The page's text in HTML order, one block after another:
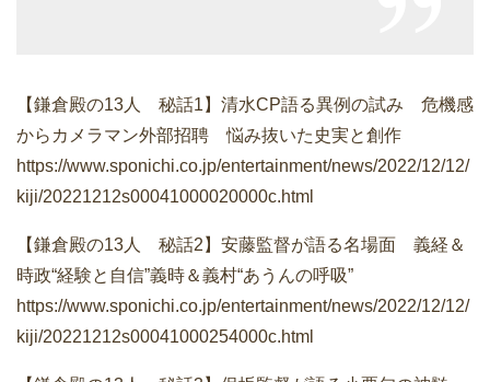
【鎌倉殿の13人 秘話1】清水CP語る異例の試み 危機感
からカメラマン外部招聘 悩み抜いた史実と創作
https://www.sponichi.co.jp/entertainment/news/2022/12/12/
kiji/20221212s00041000020000c.html
【鎌倉殿の13人 秘話2】安藤監督が語る名場面 義経＆
時政“経験と自信”義時＆義村“あうんの呼吸”
https://www.sponichi.co.jp/entertainment/news/2022/12/12/
kiji/20221212s00041000254000c.html